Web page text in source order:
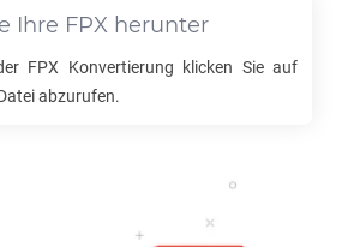
Ihre FPX herunter
FPX Konvertierung klicken Sie auf
abzurufen.